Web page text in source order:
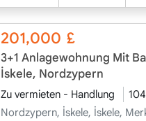
201,000 £
3+1 Anlagewohnung Mit
İskele, Nordzypern
Zu vermieten - Handlung
Nordzypern, İskele, İskele,